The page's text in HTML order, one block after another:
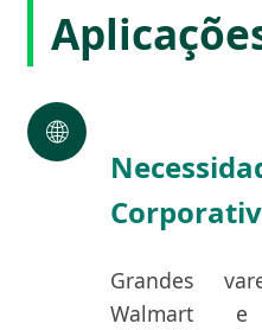
🌐
Grandes
Walmart e